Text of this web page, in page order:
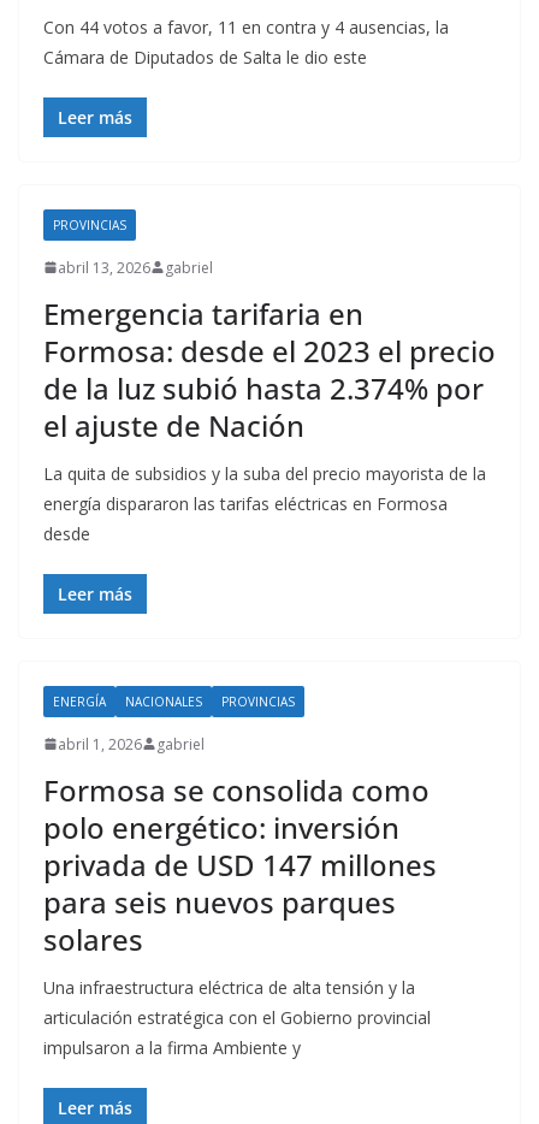
Con 44 votos a favor, 11 en contra y 4 ausencias, la
Cámara de Diputados de Salta le dio este
Leer más
PROVINCIAS
abril 13, 2026 gabriel
Emergencia tarifaria en
Formosa: desde el 2023 el precio
de la luz subió hasta 2.374% por
el ajuste de Nación
La quita de subsidios y la suba del precio mayorista de la
energía dispararon las tarifas eléctricas en Formosa
desde
Leer más
ENERGÍA NACIONALES PROVINCIAS
abril 1, 2026 gabriel
Formosa se consolida como
polo energético: inversión
privada de USD 147 millones
para seis nuevos parques
solares
Una infraestructura eléctrica de alta tensión y la
articulación estratégica con el Gobierno provincial
impulsaron a la firma Ambiente y
Leer más